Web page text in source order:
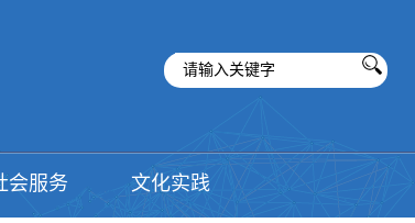
会服务 文化实践